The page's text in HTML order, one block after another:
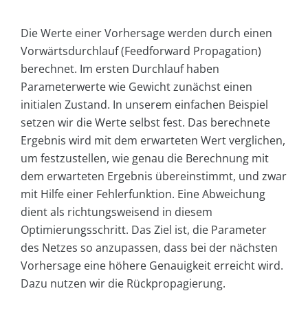
Die Werte einer Vorhersage werden durch einen
Vorwärtsdurchlauf (Feedforward Propagation)
berechnet. Im ersten Durchlauf haben
Parameterwerte wie Gewicht zunächst einen
initialen Zustand. In unserem einfachen Beispiel
setzen wir die Werte selbst fest. Das berechnete
Ergebnis wird mit dem erwarteten Wert verglichen,
um festzustellen, wie genau die Berechnung mit
dem erwarteten Ergebnis übereinstimmt, und zwar
mit Hilfe einer Fehlerfunktion. Eine Abweichung
dient als richtungsweisend in diesem
Optimierungsschritt. Das Ziel ist, die Parameter
des Netzes so anzupassen, dass bei der nächsten
Vorhersage eine höhere Genauigkeit erreicht wird.
Dazu nutzen wir die Rückpropagierung.